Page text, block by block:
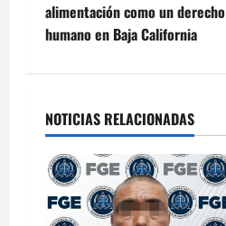
g
a
i
ó
n
alimentación como un derecho
humano en Baja California
NOTICIAS RELACIONADAS